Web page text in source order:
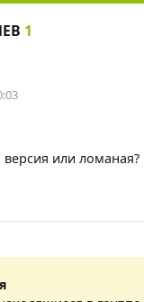
1
версия или ломаная?